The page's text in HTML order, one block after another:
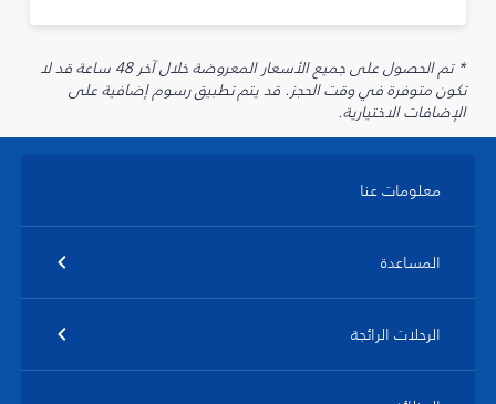
* تم الحصول على جميع الأسعار المعروضة خلال آخر 48 ساعة قد لا
تكون متوفرة في وقت الحجز. قد يتم تطبيق رسوم إضافية على
الإضافات الاختيارية.
معلومات عنا
المساعدة
الرحلات الرائجة